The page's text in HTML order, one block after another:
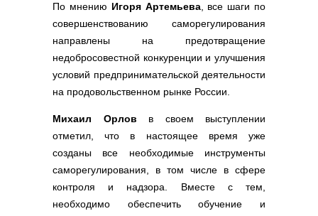
По мнению Игоря Артемьева, все шаги по
совершенствованию саморегулирования
направлены на предотвращение
недобросовестной конкуренции и улучшения
условий предпринимательской деятельности
на продовольственном рынке России.
Михаил Орлов в своем выступлении
отметил, что в настоящее время уже
созданы все необходимые инструменты
саморегулирования, в том числе в сфере
контроля и надзора. Вместе с тем,
необходимо обеспечить обучение и